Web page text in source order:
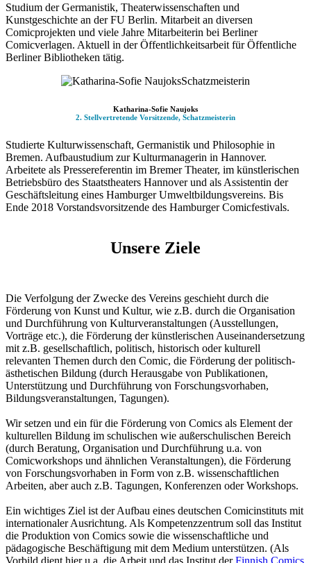
Studium der Germanistik, Theaterwissenschaften und
Kunstgeschichte an der FU Berlin. Mitarbeit an diversen
Comicprojekten und viele Jahre Mitarbeiterin bei Berliner
Comicverlagen. Aktuell in der Öffentlichkeitsarbeit für Öffentliche
Berliner Bibliotheken tätig.
Katharina-Sofie Naujoks
2. Stellvertretende Vorsitzende, Schatzmeisterin
Studierte Kulturwissenschaft, Germanistik und Philosophie in
Bremen. Aufbaustudium zur Kulturmanagerin in Hannover.
Arbeitete als Pressereferentin im Bremer Theater, im künstlerischen
Betriebsbüro des Staatstheaters Hannover und als Assistentin der
Geschäftsleitung eines Hamburger Umweltbildungsvereins. Bis
Ende 2018 Vorstandsvorsitzende des Hamburger Comicfestivals.
Unsere Ziele
Die Verfolgung der Zwecke des Vereins geschieht durch die
Förderung von Kunst und Kultur, wie z.B. durch die Organisation
und Durchführung von Kulturveranstaltungen (Ausstellungen,
Vorträge etc.), die Förderung der künstlerischen Auseinandersetzung
mit z.B. gesellschaftlich, politisch, historisch oder kulturell
relevanten Themen durch den Comic, die Förderung der politisch-
ästhetischen Bildung (durch Herausgabe von Publikationen,
Unterstützung und Durchführung von Forschungsvorhaben,
Bildungsveranstaltungen, Tagungen).
Wir setzen und ein für die Förderung von Comics als Element der
kulturellen Bildung im schulischen wie außerschulischen Bereich
(durch Beratung, Organisation und Durchführung u.a. von
Comicworkshops und ähnlichen Veranstaltungen), die Förderung
von Forschungsvorhaben in Form von z.B. wissenschaftlichen
Arbeiten, aber auch z.B. Tagungen, Konferenzen oder Workshops.
Ein wichtiges Ziel ist der Aufbau eines deutschen Comicinstituts mit
internationaler Ausrichtung. Als Kompetenzzentrum soll das Institut
die Produktion von Comics sowie die wissenschaftliche und
pädagogische Beschäftigung mit dem Medium unterstützen. (Als
Vorbild dient hier u.a. die Arbeit und das Institut derFinnish Comics